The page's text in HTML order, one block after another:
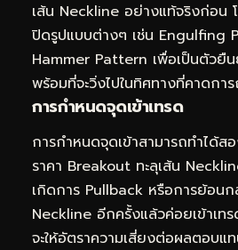
เส้น Neckline อย่างแท้จริงก่อน
ปิดรูปแบบต่างๆ เช่น Engulfing
Hammer Pattern เพื่อเป็นตัวยืน
พร้อมที่จะวิ่งไปในทิศทางที่คาดกา
การกำหนดจุดเข้าเทรด
การกำหนดจุดเข้าสามารถทำได้ส
ราคา Breakout ทะลุเส้น
เกิดการ Pullback หรือการย้อน
Neckline อีกครั้งแล้วค่อยเข้าเท
จะให้อัตราความเสี่ยงต่อผลตอบ